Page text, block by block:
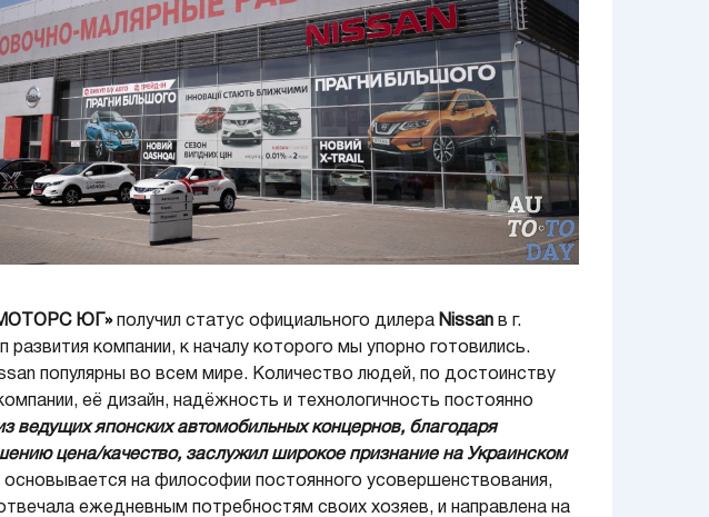
ЮГ»получил статус официального дилера Nissan в г.
компании, к началу которого мы упорно готовились.
популярны во всем мире. Количество людей, по достоинству
её дизайн, надёжность и технологичность постоянно
ведущих японских автомобильных концернов, благодаря
цена/качество, заслужил широкое признание на Украинском
основывается на философии постоянного усовершенствования,
ежедневным потребностям своих хозяев, и направлена на